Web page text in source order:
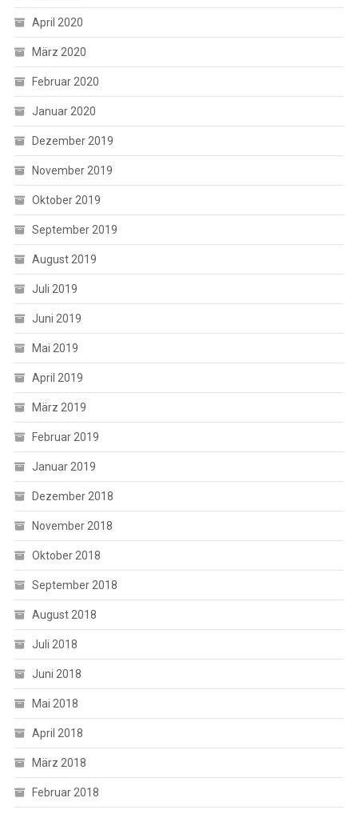
April 2020
März 2020
Februar 2020
Januar 2020
Dezember 2019
November 2019
Oktober 2019
September 2019
August 2019
Juli 2019
Juni 2019
Mai 2019
April 2019
März 2019
Februar 2019
Januar 2019
Dezember 2018
November 2018
Oktober 2018
September 2018
August 2018
Juli 2018
Juni 2018
Mai 2018
April 2018
März 2018
Februar 2018